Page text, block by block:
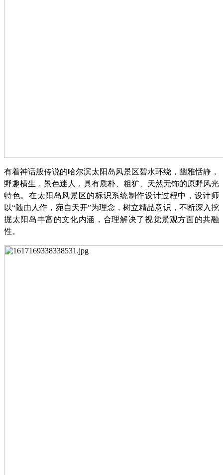
有着神话般传说的哈尔滨太阳岛风景区碧水环绕，幽雅恬静，
野趣横生，景色迷人，具有质朴、粗犷、天然无饰的原野风光
特色。在太阳岛风景区的标识系统制作设计过程中，设计师
以“随由人作，宛自天开”为理念，树立精品意识，不断深入挖
掘太阳岛丰富的文化内涵，合理解决了视觉景观方面的共融
性。